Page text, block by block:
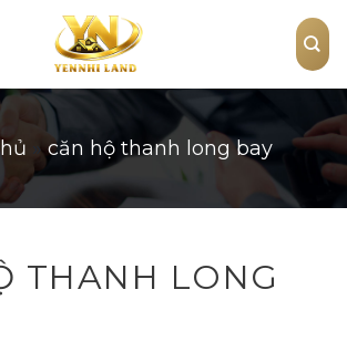
»căn hộ thanh long bay
THANH LONG